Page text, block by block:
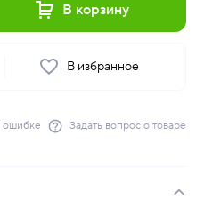
В корзину
В избранное
Задать вопрос о товаре